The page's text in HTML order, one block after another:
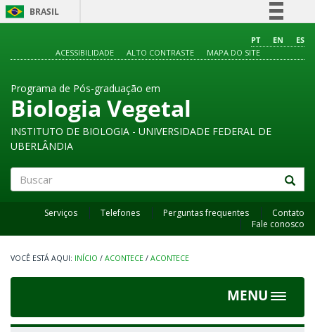
BRASIL
Comunica BR
Acesso à informação
PT EN
ES
ACESSIBILIDADE
ALTO CONTRASTE MAPA DO SITE
Programa de Pós-graduação em
Biologia Vegetal
INSTITUTO DE BIOLOGIA - UNIVERSIDADE FEDERAL DE
UBERLÂNDIA
Serviços Telefones Perguntas frequentes
Contato
Fale conosco
INÍCIO / ACONTECE / ACONTECE
MENU
Toggle